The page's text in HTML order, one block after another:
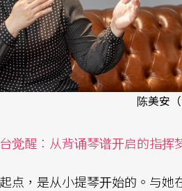
陈美安（
觉醒：从背诵琴谱开启的指挥
点，是从小提琴开始的。与